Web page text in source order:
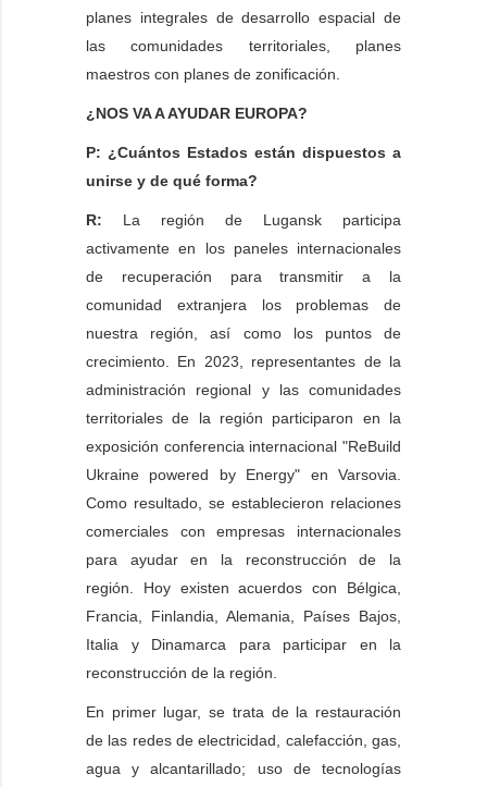
planes integrales de desarrollo espacial de
las comunidades territoriales, planes
maestros con planes de zonificación.
¿NOS VA A AYUDAR EUROPA?
P: ¿Cuántos Estados están dispuestos a
unirse y de qué forma?
R: La región de Lugansk participa
activamente en los paneles internacionales
de recuperación para transmitir a la
comunidad extranjera los problemas de
nuestra región, así como los puntos de
crecimiento. En 2023, representantes de la
administración regional y las comunidades
territoriales de la región participaron en la
exposición conferencia internacional "ReBuild
Ukraine powered by Energy" en Varsovia.
Como resultado, se establecieron relaciones
comerciales con empresas internacionales
para ayudar en la reconstrucción de la
región. Hoy existen acuerdos con Bélgica,
Francia, Finlandia, Alemania, Países Bajos,
Italia y Dinamarca para participar en la
reconstrucción de la región.
En primer lugar, se trata de la restauración
de las redes de electricidad, calefacción, gas,
agua y alcantarillado; uso de tecnologías